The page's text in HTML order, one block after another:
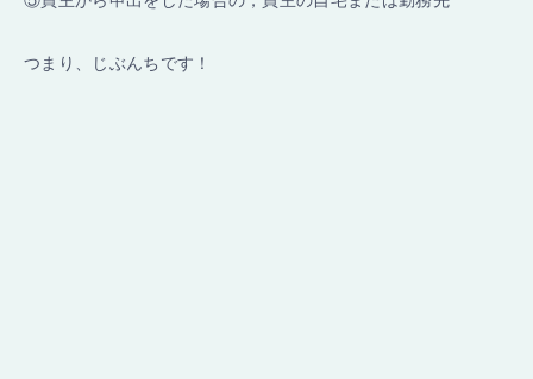
つまり、じぶんちです！